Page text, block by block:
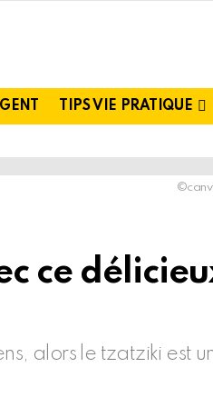
TIPS VIE PRATIQUE
ce
alors le tzatziki est